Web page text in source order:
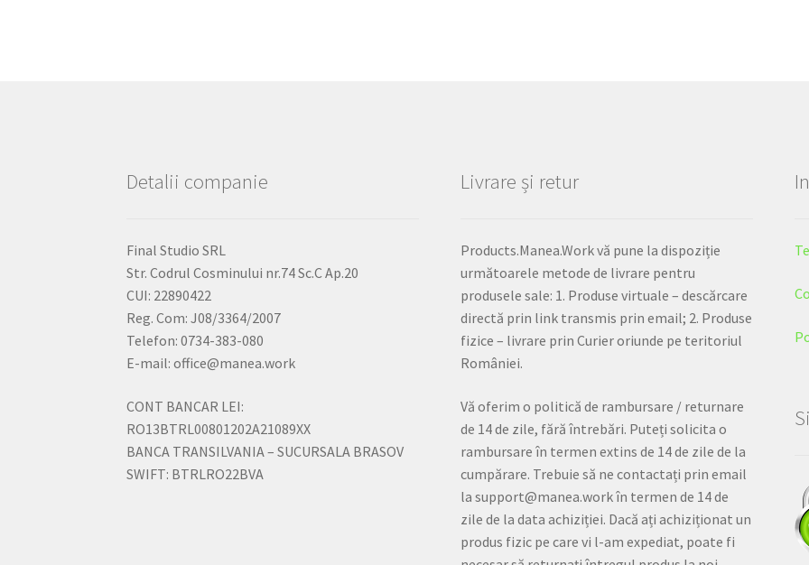
Detalii companie
Final Studio SRL
Str. Codrul Cosminului nr.74 Sc.C Ap.20
CUI: 22890422
Reg. Com: J08/3364/2007
Telefon: 0734-383-080
E-mail: office@manea.work
CONT BANCAR LEI:
RO13BTRL00801202A21089XX
BANCA TRANSILVANIA – SUCURSALA BRASOV
SWIFT: BTRLRO22BVA
Livrare și retur
Products.Manea.Work vă pune la dispoziție
următoarele metode de livrare pentru
produsele sale: 1. Produse virtuale – descărcare
directă prin link transmis prin email; 2. Produse
fizice – livrare prin Curier oriunde pe teritoriul
României.
Vă oferim o politică de rambursare / returnare
de 14 de zile, fără întrebări. Puteți solicita o
rambursare în termen extins de 14 de zile de la
cumpărare. Trebuie să ne contactați prin email
la support@manea.work în termen de 14 de
zile de la data achiziției. Dacă ați achiziționat un
produs fizic pe care vi l-am expediat, poate fi